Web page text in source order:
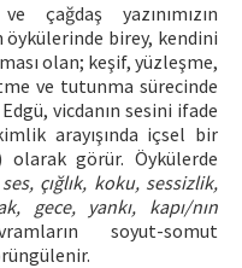
çağdaş yazınımızın
birey, kendini
olan; keşif, yüzleşme,
ve tutunma sürecinde
vicdanın sesini ifade
arayışında içsel bir
olarak görür. Öykülerde
ses, çığlık, koku, sessizlik,
gece, yankı, kapı/nın
soyut-somut